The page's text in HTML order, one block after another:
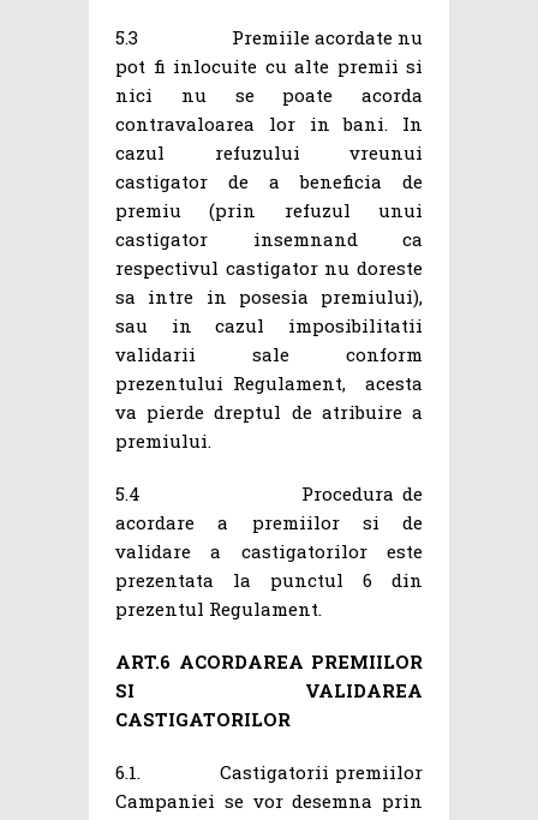
5.3 Premiile acordate nu
pot fi inlocuite cu alte premii si
nici nu se poate acorda
contravaloarea lor in bani. In
cazul refuzului vreunui
castigator de a beneficia de
premiu (prin refuzul unui
castigator insemnand ca
respectivul castigator nu doreste
sa intre in posesia premiului),
sau in cazul imposibilitatii
validarii sale conform
prezentului Regulament, acesta
va pierde dreptul de atribuire a
premiului.
5.4 Procedura de
acordare a premiilor si de
validare a castigatorilor este
prezentata la punctul 6 din
prezentul Regulament.
ART.6 ACORDAREA PREMIILOR
SI VALIDAREA
CASTIGATORILOR
6.1. Castigatorii premiilor
Campaniei se vor desemna prin